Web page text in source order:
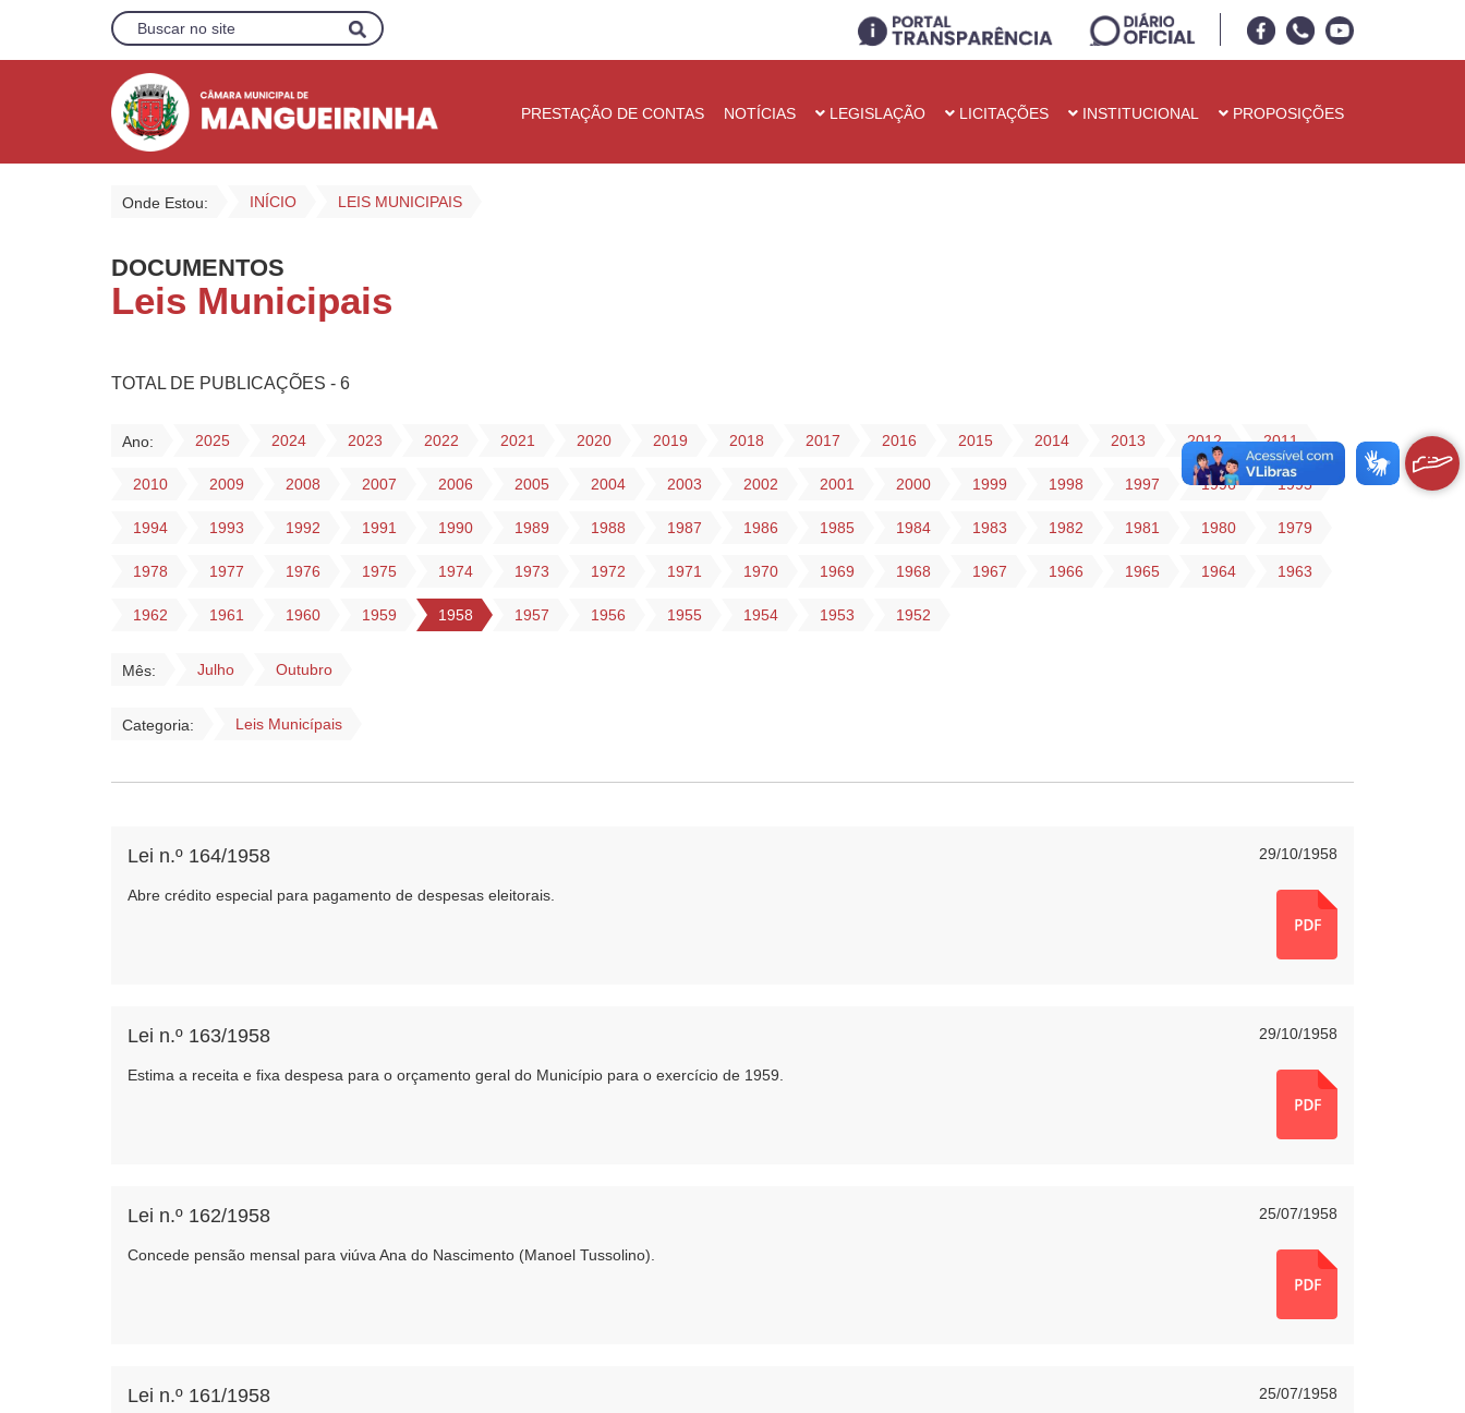
PRESTAÇÃO DE CONTAS NOTÍCIAS LEGISLAÇÃO LICITAÇÕES INSTITUCIONAL PROPOSIÇÕES
Onde Estou: INÍCIO LEIS MUNICIPAIS
DOCUMENTOS
Leis Municipais
TOTAL DE PUBLICAÇÕES - 6
Ano: 2025 2024 2023 2022 2021 2020 2019 2018 2017 2016 2015 2014 2013 2012 2011
2010 2009 2008 2007 2006 2005 2004 2003 2002 2001 2000 1999 1998 1997 1996 1995
1994 1993 1992 1991 1990 1989 1988 1987 1986 1985 1984 1983 1982 1981 1980 1979
1978 1977 1976 1975 1974 1973 1972 1971 1970 1969 1968 1967 1966 1965 1964 1963
1962 1961 1960 1959 1958 1957 1956 1955 1954 1953 1952
Mês: Julho Outubro
Categoria: Leis Municípais
29/10/1958
Lei n.º 164/1958
Abre crédito especial para pagamento de despesas eleitorais.
29/10/1958
Lei n.º 163/1958
Estima a receita e fixa despesa para o orçamento geral do Município para o exercício de 1959.
25/07/1958
Lei n.º 162/1958
Concede pensão mensal para viúva Ana do Nascimento (Manoel Tussolino).
25/07/1958
Lei n.º 161/1958